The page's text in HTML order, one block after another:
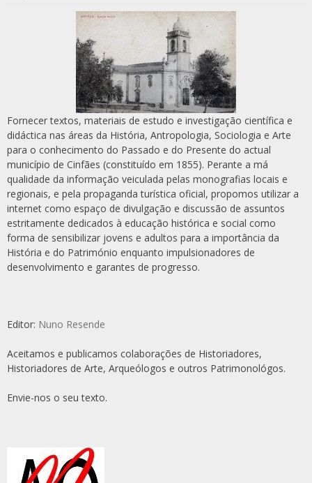
Fornecer textos, materiais de estudo e investigação científica e
didáctica nas áreas da História, Antropologia, Sociologia e Arte
para o conhecimento do Passado e do Presente do actual
município de Cinfães (constituído em 1855). Perante a má
qualidade da informação veiculada pelas monografias locais e
regionais, e pela propaganda turística oficial, propomos utilizar a
internet como espaço de divulgação e discussão de assuntos
estritamente dedicados à educação histórica e social como
forma de sensibilizar jovens e adultos para a importância da
História e do Património enquanto impulsionadores de
desenvolvimento e garantes de progresso.
Editor: Nuno Resende
Aceitamos e publicamos colaborações de Historiadores,
Historiadores de Arte, Arqueólogos e outros Patrimonológos.
Envie-nos o seu texto.